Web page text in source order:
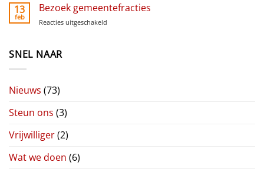
Wegwijzers
13
feb
Bezoek gemeentefracties
Reacties uitgeschakeld
SNEL NAAR
Nieuws (73)
Steun ons (3)
Vrijwilliger(2)
Wat we doen (6)